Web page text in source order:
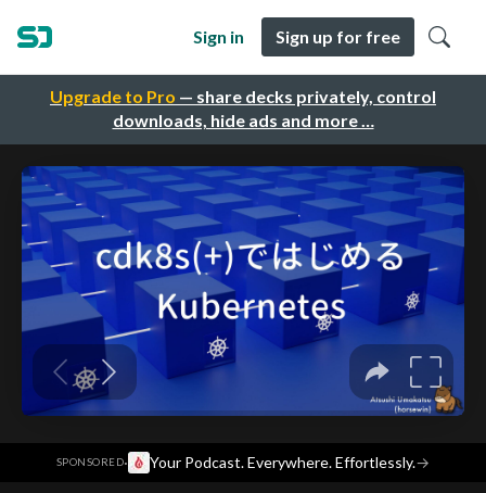
Upgrade to Pro — share decks privately, control
downloads, hide ads and more …
Sign in Sign up for free
SPONSORED· Your Podcast. Everywhere. Effortlessly.→